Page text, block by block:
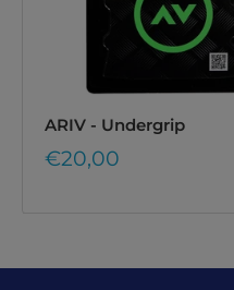
ARIV - Undergrip
Prezzo
€20,00